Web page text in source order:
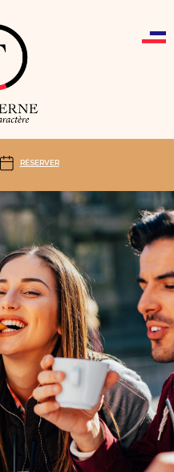
RÉSERVER